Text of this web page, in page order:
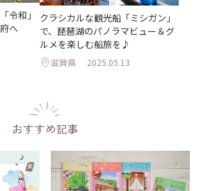
令和」
へ
クラシカルな観光船「ミシガン」
で、琵琶湖のパノラマビュー＆グ
ルメを楽しむ船旅を♪
滋賀県 2025.05.13
おすすめ記事